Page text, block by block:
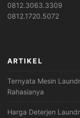
0812.3063.3309
0812.1720.5072
ARTIKEL
Ternyata Mesin
Rahasianya
Harga Deterjen